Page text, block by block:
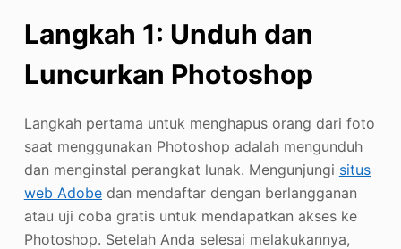
Langkah 1: Unduh dan
Luncurkan Photoshop
Langkah pertama untuk menghapus orang dari foto
saat menggunakan Photoshop adalah mengunduh
dan menginstal perangkat lunak. Mengunjungi situs
web Adobedan mendaftar dengan berlangganan
atau uji coba gratis untuk mendapatkan akses ke
Photoshop. Setelah Anda selesai melakukannya,